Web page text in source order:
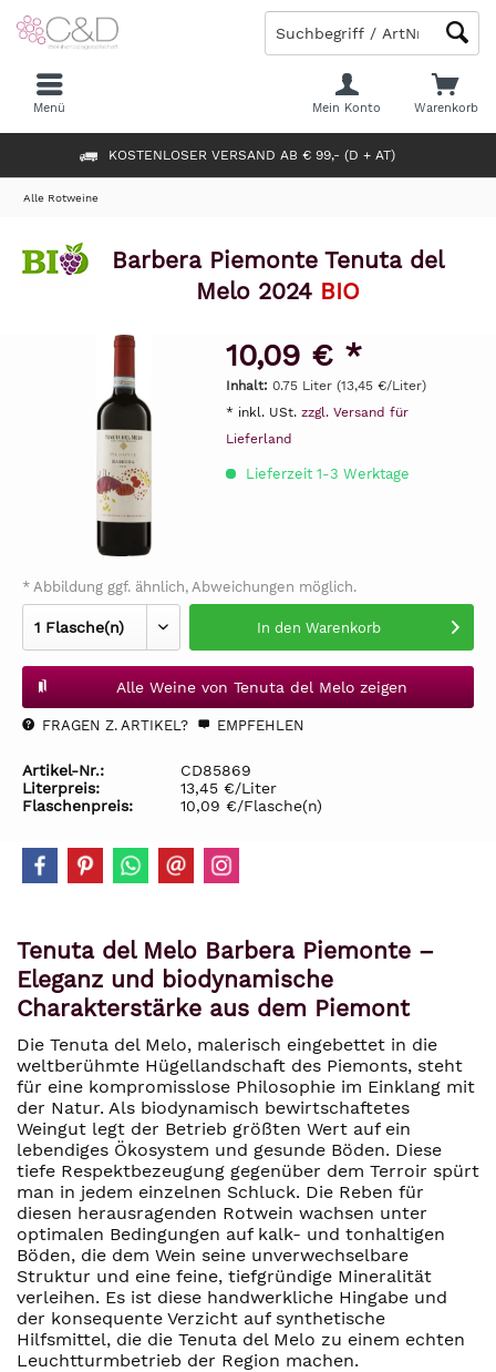
KOSTENLOSER VERSAND AB € 99,- (D + AT)
Warenkorb
Mein Konto
Menü
Alle Rotweine
Barbera Piemonte Tenuta del
Melo 2024 BIO
10,09 € *
Inhalt: 0.75 Liter (13,45 €/Liter)
* inkl. USt. zzgl. Versand für
Lieferland
Lieferzeit 1-3 Werktage
* Abbildung ggf. ähnlich, Abweichungen möglich.
In den Warenkorb
Alle Weine von Tenuta del Melo zeigen
FRAGEN Z. ARTIKEL? EMPFEHLEN
Artikel-Nr.:
CD85869
Literpreis:
13,45 €/Liter
Flaschenpreis:
10,09 €/Flasche(n)
Tenuta del Melo Barbera Piemonte –
Eleganz und biodynamische
Charakterstärke aus dem Piemont
Die Tenuta del Melo, malerisch eingebettet in die
weltberühmte Hügellandschaft des Piemonts, steht
für eine kompromisslose Philosophie im Einklang mit
der Natur. Als biodynamisch bewirtschaftetes
Weingut legt der Betrieb größten Wert auf ein
lebendiges Ökosystem und gesunde Böden. Diese
tiefe Respektbezeugung gegenüber dem Terroir spürt
man in jedem einzelnen Schluck. Die Reben für
diesen herausragenden Rotwein wachsen unter
optimalen Bedingungen auf kalk- und tonhaltigen
Böden, die dem Wein seine unverwechselbare
Struktur und eine feine, tiefgründige Mineralität
verleihen. Es ist diese handwerkliche Hingabe und
der konsequente Verzicht auf synthetische
Hilfsmittel, die die Tenuta del Melo zu einem echten
Leuchtturmbetrieb der Region machen.